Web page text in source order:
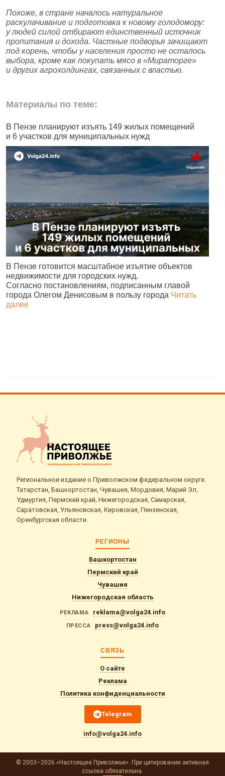
Похоже, в стране началось натуральное
раскулачивание и подготовка к новому голодомору:
у людей силой отбирают единственный источник
пропитания и дохода. Частные подворья зачищают
под корень, чтобы у населения просто не осталось
выбора, кроме как покупать мясо в «Мираторге»
и других агрохолдингах, связанных с властью.
Материалы по теме:
В Пензе планируют изъять 149 жилых помещений
и 6 участков для муниципальных нужд
В Пензе готовится масштабное изъятие объектов
недвижимости для городских нужд.
Согласно постановлениям, подписанным главой
города Олегом Денисовым в пользу города Читать
далее
Региональное издание о Приволжском федеральном округе.
Татарстан, Башкортостан, Чувашия, Мордовия, Марий Эл,
Удмуртия, Пермский край, Нижегородская, Самарская,
Саратовская, Ульяновская, Кировская, Пензенская,
Оренбургская области.
РЕГИОНЫ
Башкортостан
Пермский край
Чувашия
Нижегородская область
РЕКЛАМА reklama@volga24.info
ПРЕССА press@volga24.info
СВЯЗЬ
О сайте
Реклама
Политика конфиденциальности
Telegram
info@volga24.info
© 2003–2026 «Настоящее Приволжье». При цитировании активная
ссылка обязательна.